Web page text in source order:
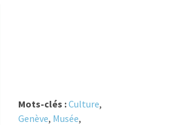
Mots-clés :Culture,
Genève, Musée,